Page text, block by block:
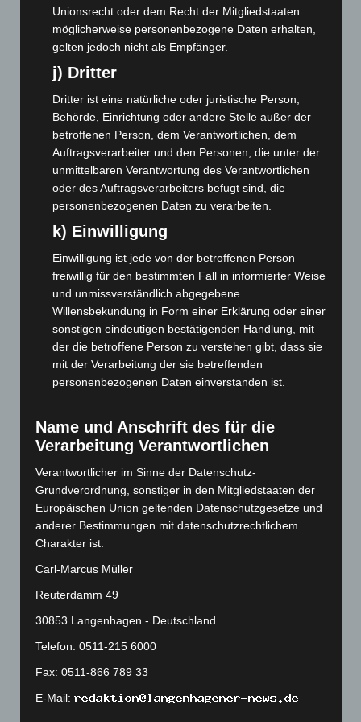
November 2024(94)
Oktober 2024
(93)
September 2024
Juli 2024(89)
Juni 2024(107)
(149)
April 2024(102)
März 2024(103)
Februar 2024(103)
Januar 2024(111)
Dezember 2023 (130)
November 2023(130)
Oktober 2023(114)
September 2023(133)
August 2023(134)
Juni 2023(142)
Mai 2023 (139)
April 2023(155)
März 2023
(174)
Februar 2023(154)
Januar 2023 (140)
Dezember 2022(130)
November 2022(167)
Oktober 2022(166)
September 2022(205)
August 2022(166)
Juli 2022 (133)
Unionsrecht oder dem Recht der Mitgliedstaaten
möglicherweise personenbezogene Daten erhalten,
gelten jedoch nicht als Empfänger.
j) Dritter
Dritter ist eine natürliche oder juristische Person,
Behörde, Einrichtung oder andere Stelle außer der
betroffenen Person, dem Verantwortlichen, dem
Auftragsverarbeiter und den Personen, die unter der
unmittelbaren Verantwortung des Verantwortlichen
oder des Auftragsverarbeiters befugt sind, die
personenbezogenen Daten zu verarbeiten.
k) Einwilligung
Einwilligung ist jede von der betroffenen Person
freiwillig für den bestimmten Fall in informierter Weise
und unmissverständlich abgegebene
Willensbekundung in Form einer Erklärung oder einer
sonstigen eindeutigen bestätigenden Handlung, mit
der die betroffene Person zu verstehen gibt, dass sie
mit der Verarbeitung der sie betreffenden
personenbezogenen Daten einverstanden ist.
Name und Anschrift des für die
Verarbeitung Verantwortlichen
Verantwortlicher im Sinne der Datenschutz-
Grundverordnung, sonstiger in den Mitgliedstaaten der
Europäischen Union geltenden Datenschutzgesetze und
anderer Bestimmungen mit datenschutzrechtlichem
Charakter ist:
Carl-Marcus Müller
Reuterdamm 49
30853 Langenhagen - Deutschland
Telefon: 0511-215 6000
Fax: 0511-866 789 33
E-Mail: